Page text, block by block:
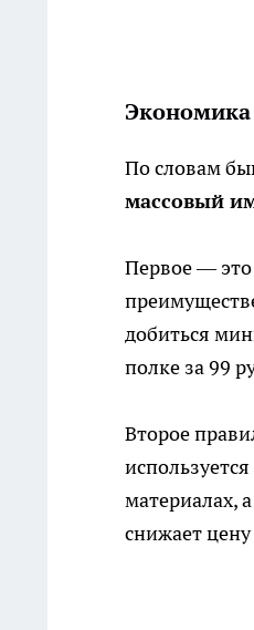
Экономика
По словам
массовый
Первое — это
добиться
полке за 99
Второе
материалах,
снижает